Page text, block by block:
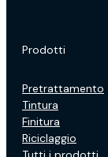
Prodotti
Pretrattamento
Tintura
Finitura
Riciclaggio